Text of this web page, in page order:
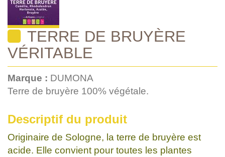
TERRE DE BRUYÈRE
VÉRITABLE
Marque : DUMONA
Terre de bruyère 100% végétale.
Descriptif du produit
Originaire de Sologne, la terre de bruyère est
acide. Elle convient pour toutes les plantes